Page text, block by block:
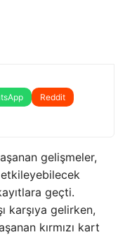
Reddit
gelişmeler,
geçti.
karşıya gelirken,
kırmızı kart